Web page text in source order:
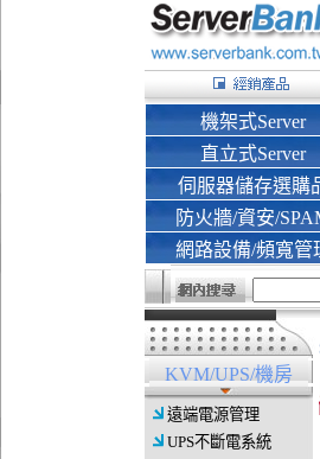
機架式Server
直立式Server
伺服器儲存選購
防火牆/資安/
網路設備/頻寬管
KVM/UPS/機房
遠端電源管理
UPS不斷電系統